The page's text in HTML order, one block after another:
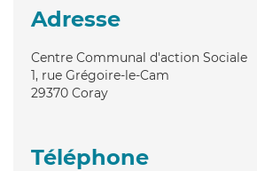
Adresse
Centre Communal d'action Sociale
1, rue Grégoire-le-Cam
29370 Coray
Téléphone